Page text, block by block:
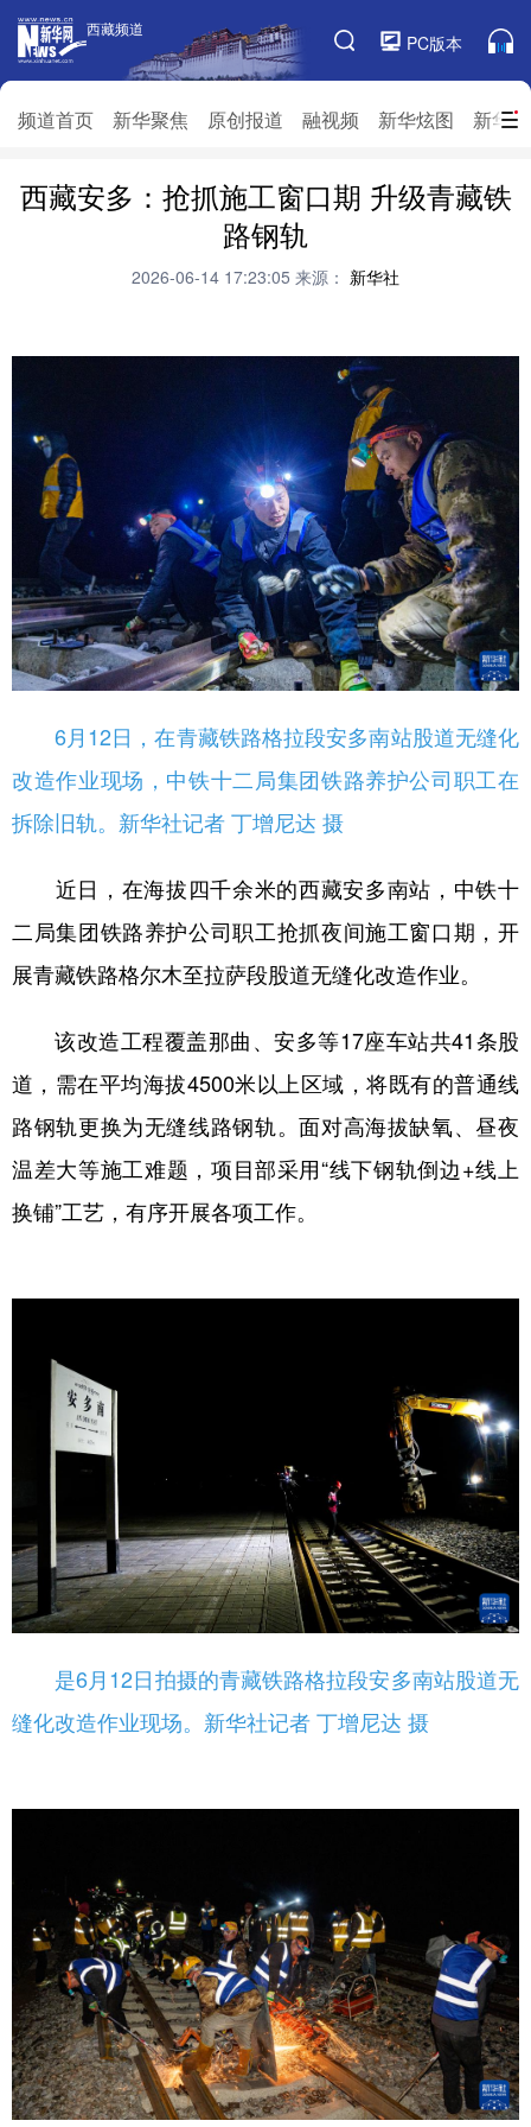
西藏频道
PC版本
频道首页 新华聚焦 原创报道 融视频 新华炫图 新华
西藏频道
频道栏目
频道首页 新华聚焦 原创报道
融视频
新华访谈 新华云直播
生态西藏 文化旅游
西藏安多：抢抓施工窗口期 升级青藏铁
路钢轨
2026-06-14 17:23:05 来源： 新华社
6月12日，在青藏铁路格拉段安多南站股道无缝化
改造作业现场，中铁十二局集团铁路养护公司职工在
拆除旧轨。新华社记者 丁增尼达 摄
近日，在海拔四千余米的西藏安多南站，中铁十
二局集团铁路养护公司职工抢抓夜间施工窗口期，开
展青藏铁路格尔木至拉萨段股道无缝化改造作业。
该改造工程覆盖那曲、安多等17座车站共41条股
道，需在平均海拔4500米以上区域，将既有的普通线
路钢轨更换为无缝线路钢轨。面对高海拔缺氧、昼夜
温差大等施工难题，项目部采用“线下钢轨倒边+线上
换铺”工艺，有序开展各项工作。
是6月12日拍摄的青藏铁路格拉段安多南站股道无
缝化改造作业现场。新华社记者 丁增尼达 摄